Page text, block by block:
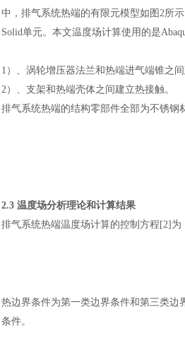
中，排气系统热端的有限元模型如图2所
Solid单元。本文温度场计算使用的是
1）、涡轮增压器法兰和热端进气端锥之间
2）、支架和热端壳体之间建立热接触。
排气系统热端的结构零部件全部为不锈
2.3 温度场分析理论和计算结果
排气系统热端温度场计算的控制方程 [2]为
热边界条件为第一类边界条件和第三类边
条件。